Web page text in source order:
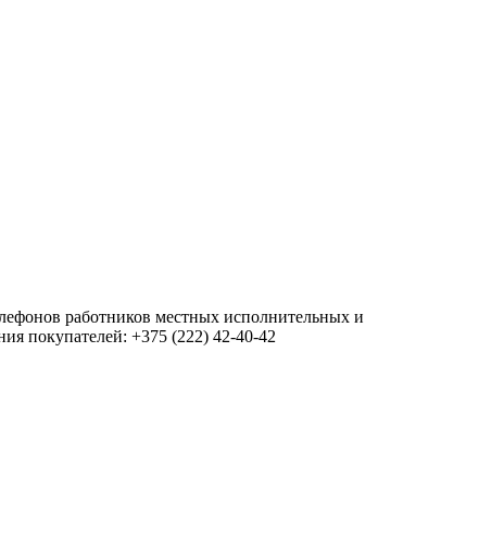
работников местных исполнительных и
покупателей: +375 (222) 42-40-42